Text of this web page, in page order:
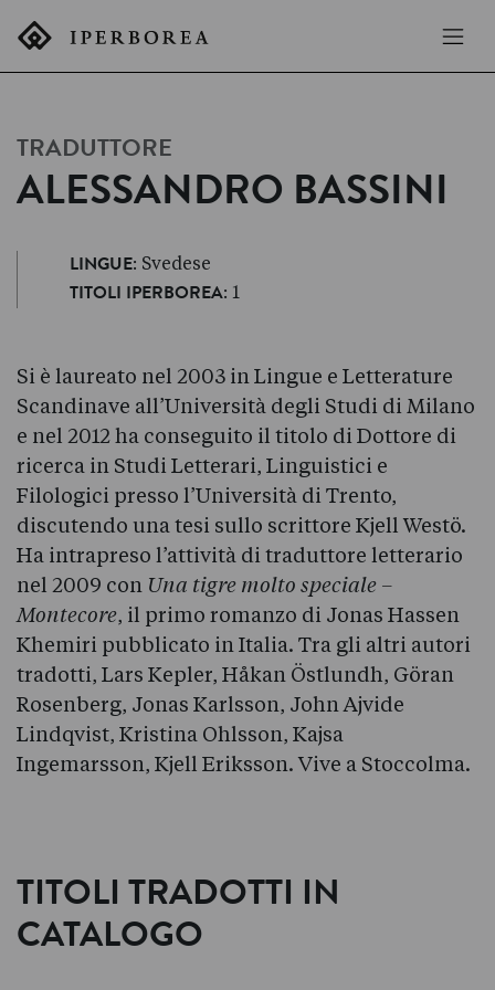
TRADUTTORE
ALESSANDRO BASSINI
LINGUE: Svedese
TITOLI IPERBOREA: 1
Si è laureato nel 2003 in Lingue e Letterature
Scandinave all’Università degli Studi di Milano
e nel 2012 ha conseguito il titolo di Dottore di
ricerca in Studi Letterari, Linguistici e
Filologici presso l’Università di Trento,
discutendo una tesi sullo scrittore Kjell Westö.
Ha intrapreso l’attività di traduttore letterario
nel 2009 con Una tigre molto speciale –
Montecore, il primo romanzo di Jonas Hassen
Khemiri pubblicato in Italia. Tra gli altri autori
tradotti, Lars Kepler, Håkan Östlundh, Göran
Rosenberg, Jonas Karlsson, John Ajvide
Lindqvist, Kristina Ohlsson, Kajsa
Ingemarsson, Kjell Eriksson. Vive a Stoccolma.
TITOLI TRADOTTI IN
CATALOGO